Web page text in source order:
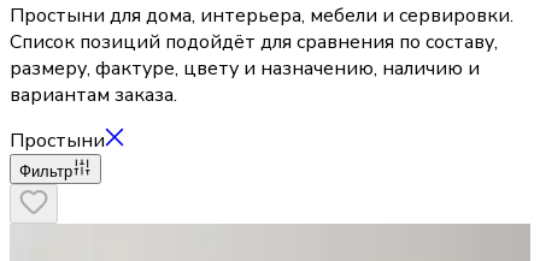
Простыни для дома, интерьера, мебели и сервировки.
Список позиций подойдёт для сравнения по составу,
размеру, фактуре, цвету и назначению, наличию и
вариантам заказа.
Простыни
Фильтр